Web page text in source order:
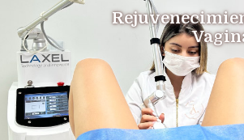
Procedimientos
Nosotros
Testimonios